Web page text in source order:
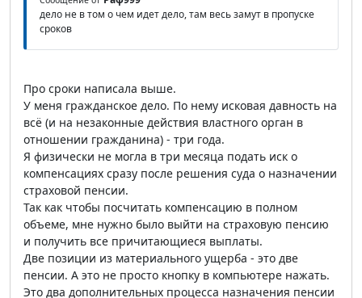
дело не в том о чем идет дело, там весь замут в пропуске
сроков
Про сроки написала выше.
У меня гражданское дело. По нему исковая давность на
всё (и на незаконные действия властного орган в
отношении гражданина) - три года.
Я физически не могла в три месяца подать иск о
компенсациях сразу после решения суда о назначении
страховой пенсии.
Так как чтобы посчитать компенсацию в полном
объеме, мне нужно было выйти на страховую пенсию
и получить все причитающиеся выплаты.
Две позиции из материального ущерба - это две
пенсии. А это не просто кнопку в компьютере нажать.
Это два дополнительных процесса назначения пенсии